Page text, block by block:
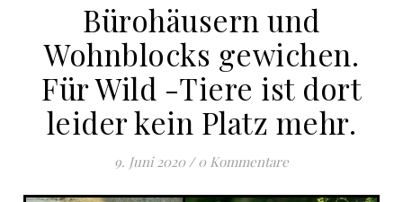
Bürohäusern und
Wohnblocks gewichen.
Für Wild -Tiere ist dort
leider kein Platz mehr.
9. Juni 2020 / 0 Kommentare